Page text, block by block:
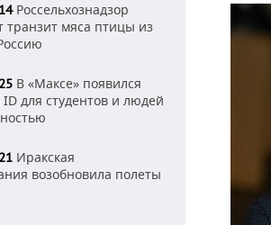
Россельхознадзор
транзит мяса птицы из
В «Максе» появился
для студентов и людей
Иракская
возобновила полеты